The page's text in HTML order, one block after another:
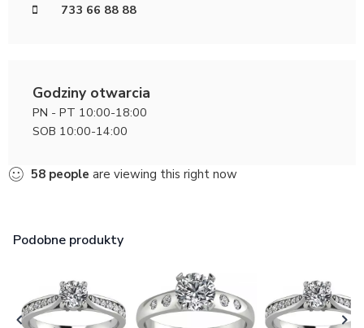
733 66 88 88
Godziny otwarcia
PN - PT 10:00-18:00
SOB 10:00-14:00
58 people are viewing this right now
Podobne produkty